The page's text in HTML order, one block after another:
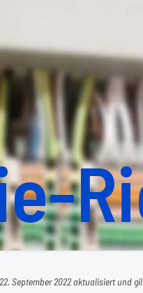
September 2022 aktualisiert und